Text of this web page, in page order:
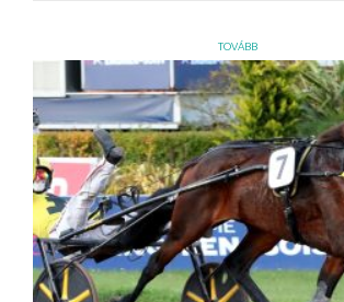
TOVÁBB